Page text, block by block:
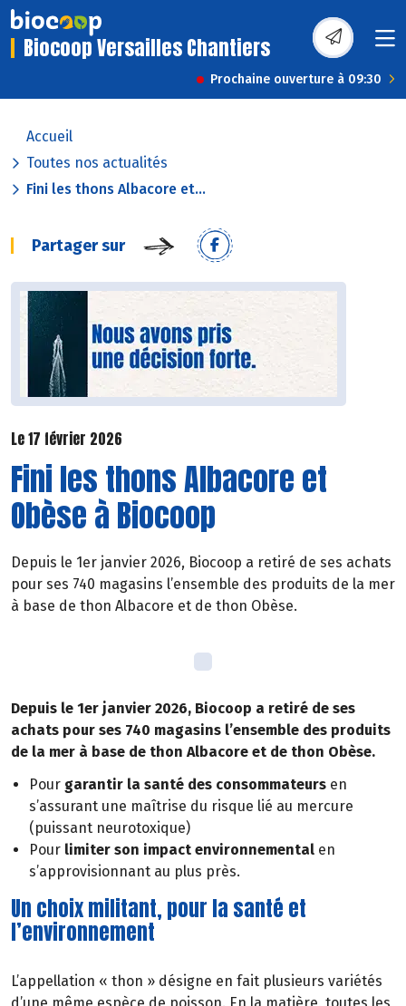
Biocoop Versailles Chantiers
Prochaine ouverture à 09:30
Accueil
Toutes nos actualités
Fini les thons Albacore et...
Partager sur
Le 17 février 2026
Fini les thons Albacore et
Obèse à Biocoop
Depuis le 1er janvier 2026, Biocoop a retiré de ses achats
pour ses 740 magasins l’ensemble des produits de la mer
à base de thon Albacore et de thon Obèse.
Depuis le 1er janvier 2026, Biocoop a retiré de ses
achats pour ses 740 magasins l’ensemble des produits
de la mer à base de thon Albacore et de thon Obèse.
Pour garantir la santé des consommateurs en
s’assurant une maîtrise du risque lié au mercure
(puissant neurotoxique)
Pour limiter son impact environnemental en
s’approvisionnant au plus près.
Un choix militant, pour la santé et
l’environnement
L’appellation « thon » désigne en fait plusieurs variétés